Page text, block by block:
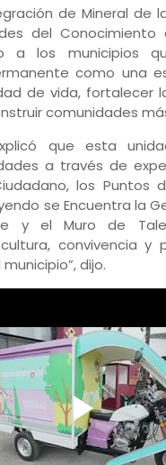
de Mineral de
del Conocimiento
a los municipios
como una
de vida, fortalecer
comunidades
que esta
a través de
los Puntos
se Encuentra la
y el Muro de
convivencia y
dijo.